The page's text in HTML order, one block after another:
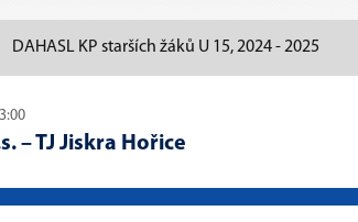
DAHASL KP starších žáků U 15, 2024 - 2025
–TJ Jiskra Hořice